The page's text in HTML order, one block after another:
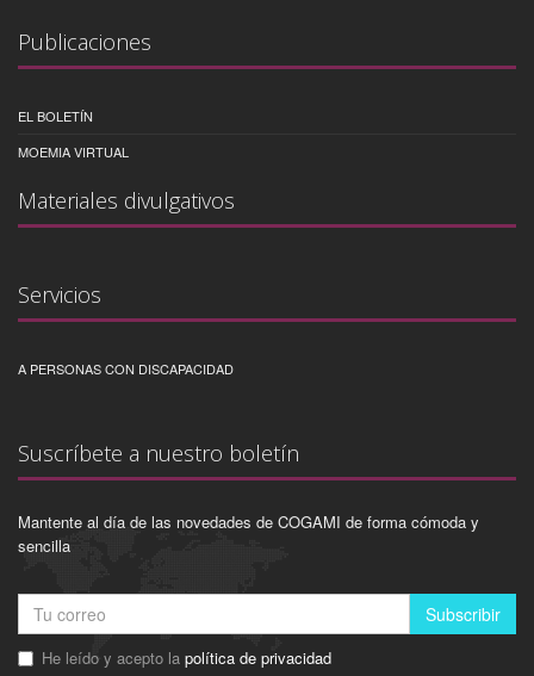
Publicaciones
EL BOLETÍN
MOEMIA VIRTUAL
Materiales divulgativos
Servicios
A PERSONAS CON DISCAPACIDAD
Suscríbete a nuestro boletín
Mantente al día de las novedades de COGAMI de forma cómoda y
sencilla
Subscribir
He leído y acepto la política de privacidad